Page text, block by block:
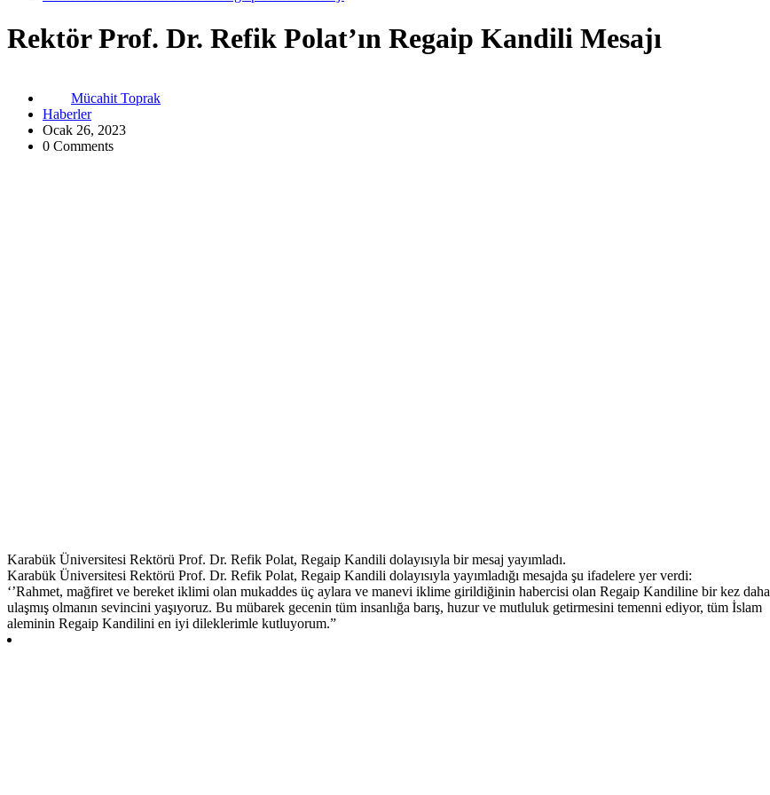
Rektör Prof. Dr. Refik Polat’ın Regaip Kandili Mesajı
Mücahit Toprak
Haberler
Ocak 26, 2023
0 Comments
Karabük Üniversitesi Rektörü Prof. Dr. Refik Polat, Regaip Kandili dolayısıyla bir mesaj yayımladı.
Karabük Üniversitesi Rektörü Prof. Dr. Refik Polat, Regaip Kandili dolayısıyla yayımladığı mesajda şu ifadelere yer verdi:
‘’Rahmet, mağfiret ve bereket iklimi olan mukaddes üç aylara ve manevi iklime girildiğinin habercisi olan Regaip Kandiline bir kez daha
ulaşmış olmanın sevincini yaşıyoruz. Bu mübarek gecenin tüm insanlığa barış, huzur ve mutluluk getirmesini temenni ediyor, tüm İslam
aleminin Regaip Kandilini en iyi dileklerimle kutluyorum.”